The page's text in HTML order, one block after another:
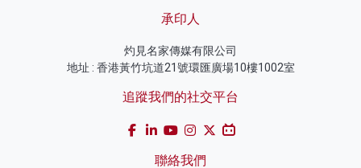
承印人
灼見名家傳媒有限公司
地址 : 香港黃竹坑道21號環匯廣場10樓1002室
追蹤我們的社交平台
聯絡我們